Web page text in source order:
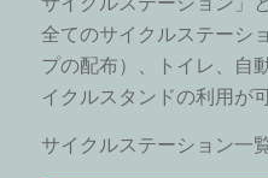
全てのサイクルステーシ
プの配布）、トイレ、自
イクルスタンドの利用が
サイクルステーション一